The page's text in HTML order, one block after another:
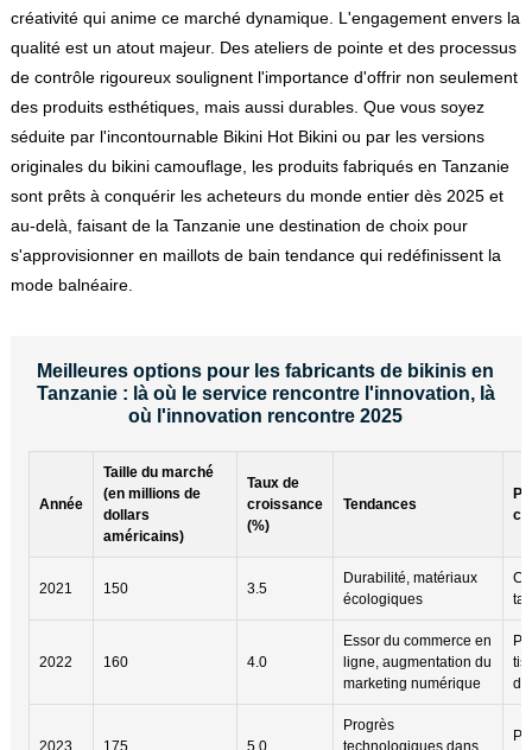
créativité qui anime ce marché dynamique. L'engagement envers la
qualité est un atout majeur. Des ateliers de pointe et des processus
de contrôle rigoureux soulignent l'importance d'offrir non seulement
des produits esthétiques, mais aussi durables. Que vous soyez
séduite par l'incontournable Bikini Hot Bikini ou par les versions
originales du bikini camouflage, les produits fabriqués en Tanzanie
sont prêts à conquérir les acheteurs du monde entier dès 2025 et
au-delà, faisant de la Tanzanie une destination de choix pour
s'approvisionner en maillots de bain tendance qui redéfinissent la
mode balnéaire.
Meilleures options pour les fabricants de bikinis en
Tanzanie : là où le service rencontre l'innovation, là
où l'innovation rencontre 2025
Année
Taille du marché
(en millions de
dollars
américains)
Taux de
croissance
(%)
Tendances
2021 150 3.5
Durabilité, matériaux
écologiques
2022 160 4.0
Essor du commerce en
ligne, augmentation du
marketing numérique
de
2023 175 5.0
Progrès
technologiques dans